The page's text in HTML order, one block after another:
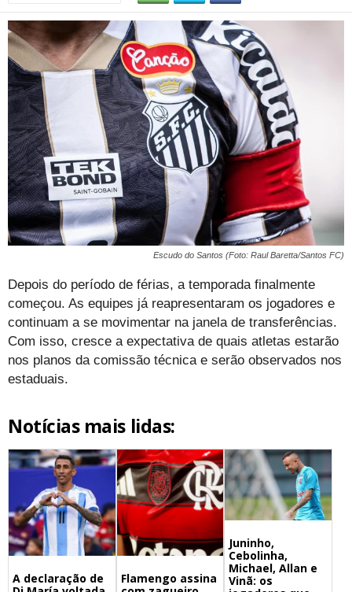
Escudo do Santos (Foto: Raul Baretta/Santos FC)
Depois do período de férias, a temporada finalmente
começou. As equipes já reapresentaram os jogadores e
continuam a se movimentar na janela de transferências.
Com isso, cresce a expectativa de quais atletas estarão
nos planos da comissão técnica e serão observados nos
estaduais.
Notícias mais lidas:
A declaração de
Flamengo assina
Juninho,
Cebolinha,
Michael, Allan e
Vinã: os